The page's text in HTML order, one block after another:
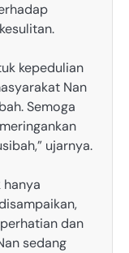
kepedulian
Nan
Semoga
ujarnya.
hanya
dan
sedang